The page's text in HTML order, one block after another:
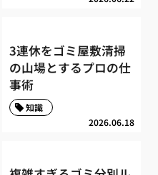
3連休をゴミ屋敷清掃
の山場とするプロの仕
事術
2026.06.18
知識